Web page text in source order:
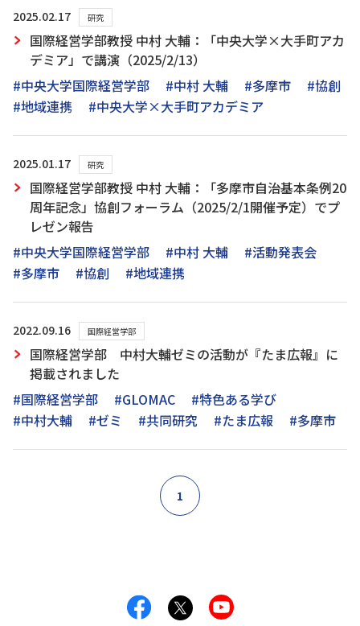
2025.02.17 研究
国際経営学部教授 中村 大輔：「中央大学×大手町アカ
デミア」で講演（2025/2/13）
#中央大学国際経営学部
#中村 大輔 #多摩市
#協創
#地域連携
#中央大学×大手町アカデミア
2025.01.17 研究
国際経営学部教授 中村 大輔：「多摩市自治基本条例20
周年記念」協創フォーラム（2025/2/1開催予定）でプ
レゼン報告
#中央大学国際経営学部
#中村 大輔
#活動発表会
#多摩市
#協創 #地域連携
2022.09.16 国際経営学部
国際経営学部 中村大輔ゼミの活動が『たま広報』に
掲載されました
#国際経営学部
#GLOMAC
#特色ある学び
#中村大輔
#ゼミ #共同研究 #たま広報 #多摩市
1